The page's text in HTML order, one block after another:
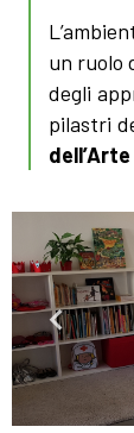
un ruolo
degli
pilastri